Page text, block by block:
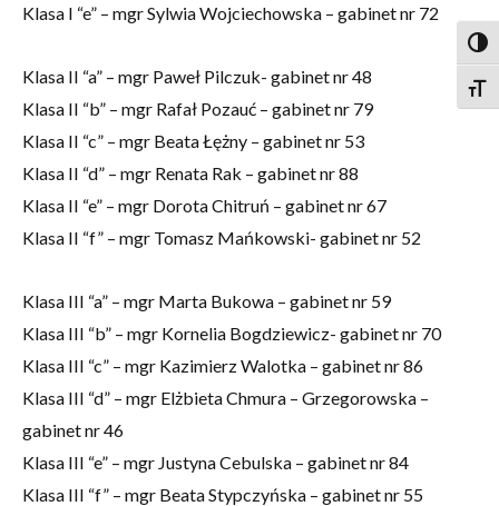
Klasa I “e” – mgr Sylwia Wojciechowska – gabinet nr 72
Klasa II “a” – mgr Paweł Pilczuk- gabinet nr 48
Klasa II “b” – mgr Rafał Pozauć – gabinet nr 79
Klasa II “c” – mgr Beata Łężny – gabinet nr 53
Klasa II “d” – mgr Renata Rak – gabinet nr 88
Klasa II “e” – mgr Dorota Chitruń – gabinet nr 67
Klasa II “f” – mgr Tomasz Mańkowski- gabinet nr 52
Klasa III “a” – mgr Marta Bukowa – gabinet nr 59
Klasa III “b” – mgr Kornelia Bogdziewicz- gabinet nr 70
Klasa III “c” – mgr Kazimierz Walotka – gabinet nr 86
Klasa III “d” – mgr Elżbieta Chmura – Grzegorowska –
gabinet nr 46
Klasa III “e” – mgr Justyna Cebulska – gabinet nr 84
Klasa III “f” – mgr Beata Stypczyńska – gabinet nr 55